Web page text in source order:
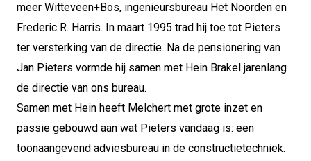
meer Witteveen+Bos, ingenieursbureau Het Noorden en
Frederic R. Harris. In maart 1995 trad hij toe tot Pieters
ter versterking van de directie. Na de pensionering van
Jan Pieters vormde hij samen met Hein Brakel jarenlang
de directie van ons bureau.
Samen met Hein heeft Melchert met grote inzet en
passie gebouwd aan wat Pieters vandaag is: een
toonaangevend adviesbureau in de constructietechniek.